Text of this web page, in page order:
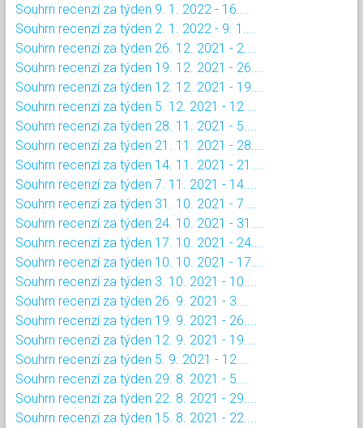
Souhrn recenzí za týden 9. 1. 2022 - 16....
Souhrn recenzí za týden 2. 1. 2022 - 9. 1....
Souhrn recenzí za týden 26. 12. 2021 - 2....
Souhrn recenzí za týden 19. 12. 2021 - 26....
Souhrn recenzí za týden 12. 12. 2021 - 19....
Souhrn recenzí za týden 5. 12. 2021 - 12....
Souhrn recenzí za týden 28. 11. 2021 - 5....
Souhrn recenzí za týden 21. 11. 2021 - 28....
Souhrn recenzí za týden 14. 11. 2021 - 21....
Souhrn recenzí za týden 7. 11. 2021 - 14....
Souhrn recenzí za týden 31. 10. 2021 - 7....
Souhrn recenzí za týden 24. 10. 2021 - 31....
Souhrn recenzí za týden 17. 10. 2021 - 24....
Souhrn recenzí za týden 10. 10. 2021 - 17....
Souhrn recenzí za týden 3. 10. 2021 - 10....
Souhrn recenzí za týden 26. 9. 2021 - 3....
Souhrn recenzí za týden 19. 9. 2021 - 26....
Souhrn recenzí za týden 12. 9. 2021 - 19....
Souhrn recenzí za týden 5. 9. 2021 - 12....
Souhrn recenzí za týden 29. 8. 2021 - 5....
Souhrn recenzí za týden 22. 8. 2021 - 29....
Souhrn recenzí za týden 15. 8. 2021 - 22....